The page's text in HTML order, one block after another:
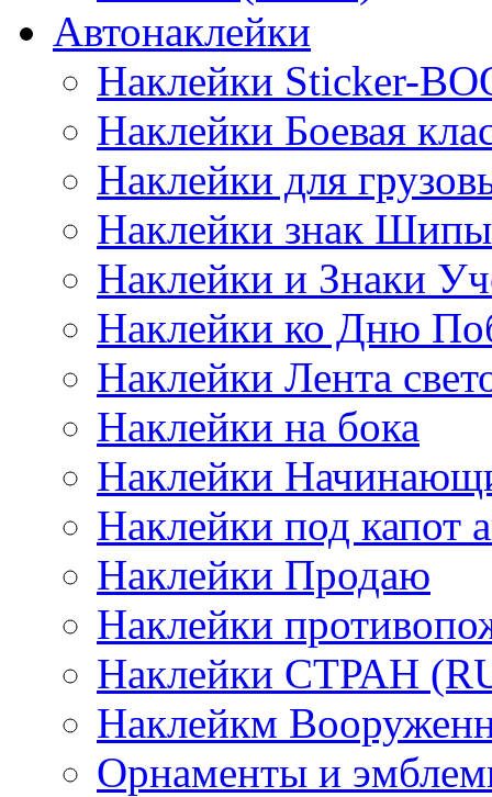
Автонаклейки
Наклейки Sticker-
Наклейки Боевая
Наклейки для
Наклейки знак Шипы
Наклейки и Знаки
Наклейки ко Дню
Наклейки Лента
Наклейки на бока
Наклейки
Наклейки под капот
Наклейки Продаю
Наклейки
Наклейки СТРАН
Наклейкм
Орнаменты и